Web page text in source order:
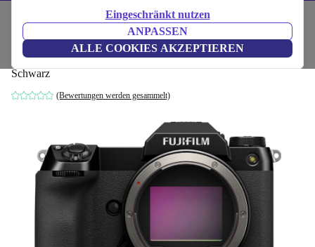
Eingeschränkt nutzen
ANPASSEN
ALLE COOKIES AKZEPTIEREN
Kameras Spiegellose Kameras
Fujifilm GFX 100S
Schwarz
(Bewertungen werden gesammelt)